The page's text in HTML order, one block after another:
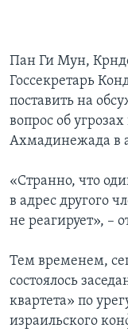
Пан Ги Мун,
Госсекретарь
поставить на
вопрос об
Ахмадинежада в
«Странно, что
в адрес другого
не реагирует», –
Тем временем,
состоялось
квартета» по
израильского